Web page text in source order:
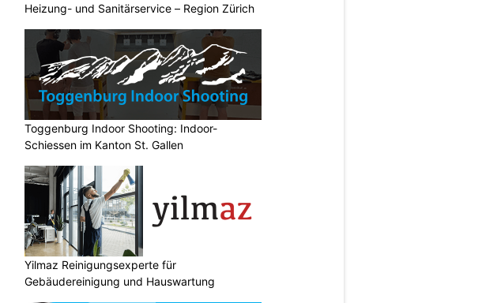
Heizung- und Sanitärservice – Region Zürich
Toggenburg Indoor Shooting: Indoor-
Schiessen im Kanton St. Gallen
Yilmaz Reinigungsexperte für
Gebäudereinigung und Hauswartung